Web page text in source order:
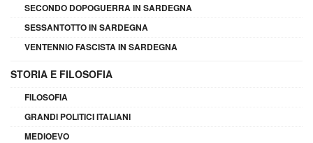
SECONDO DOPOGUERRA IN SARDEGNA
SESSANTOTTO IN SARDEGNA
VENTENNIO FASCISTA IN SARDEGNA
STORIA E FILOSOFIA
FILOSOFIA
GRANDI POLITICI ITALIANI
MEDIOEVO